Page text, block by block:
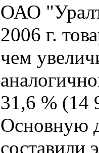
ОАО
2006 г.
чем
31,6 % (14
Основную
составили